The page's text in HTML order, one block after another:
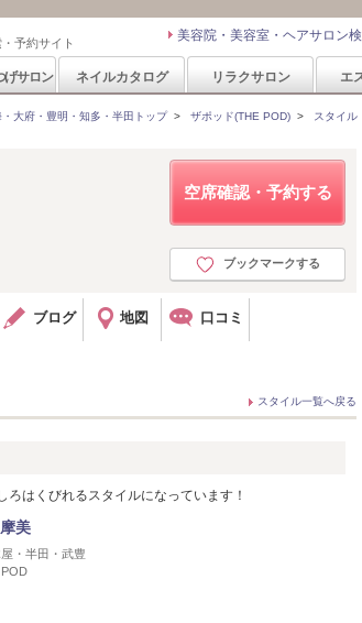
予約サイト 美容院・美容室・ヘアサロン
げサロン ネイルカタログ リラクサロン エ
大府・豊明・知多・半田トップ> ザポッド(THE POD) > スタイル
空席確認・予約する
ブックマークする
ブログ 地図 口コミ
スタイル一覧へ戻る
ろはくびれるスタイルになっています！
美
・半田・武豊